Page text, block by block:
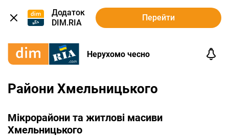
Додаток
DIM.RIA
Перейти
Нерухомо чесно
Райони Хмельницького
Мікрорайони та житлові масиви
Хмельницького